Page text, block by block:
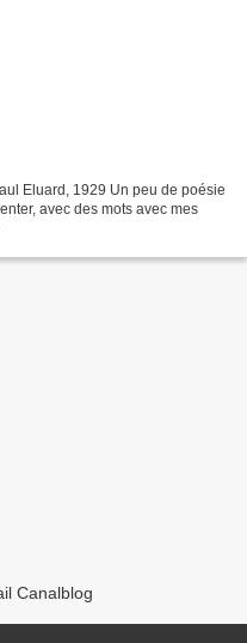
Eluard, 1929 Un peu de poésie
avec des mots avec mes
Canalblog